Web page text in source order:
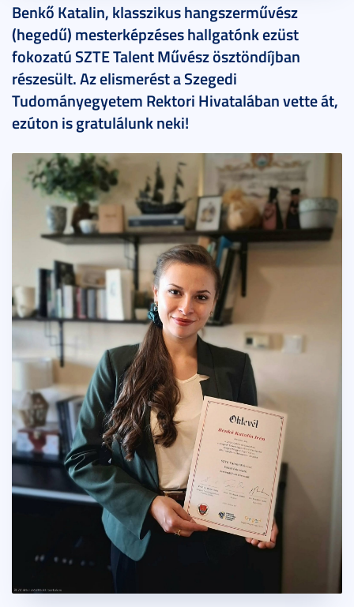
Benkő Katalin, klasszikus hangszerművész
(hegedű) mesterképzéses hallgatónk ezüst
fokozatú SZTE Talent Művész ösztöndíjban
részesült. Az elismerést a Szegedi
Tudományegyetem Rektori Hivatalában vette át,
ezúton is gratulálunk neki!